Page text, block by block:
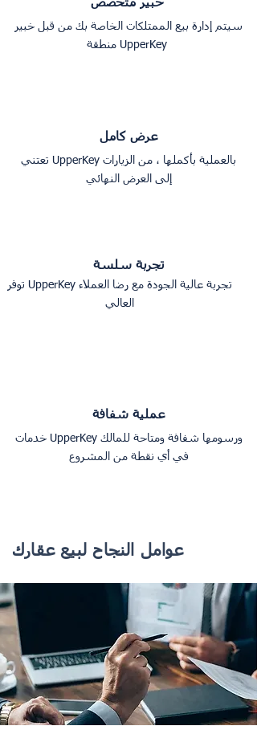
خبير متخصص
سيتم إدارة بيع الممتلكات الخاصة بك من قبل خبير
منطقة UpperKey
عرض كامل
تعتني UpperKey بالعملية بأكملها ، من الزيارات
إلى العرض النهائي
عملية شفافة
خدمات UpperKey ورسومها شفافة ومتاحة للمالك
في أي نقطة من المشروع
توفر UpperKey تجربة عالية الجودة مع رضا العملاء
العالي
تجربة سلسة
عوامل النجاح لبيع عقارك